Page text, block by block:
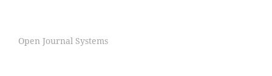
Open Journal Systems